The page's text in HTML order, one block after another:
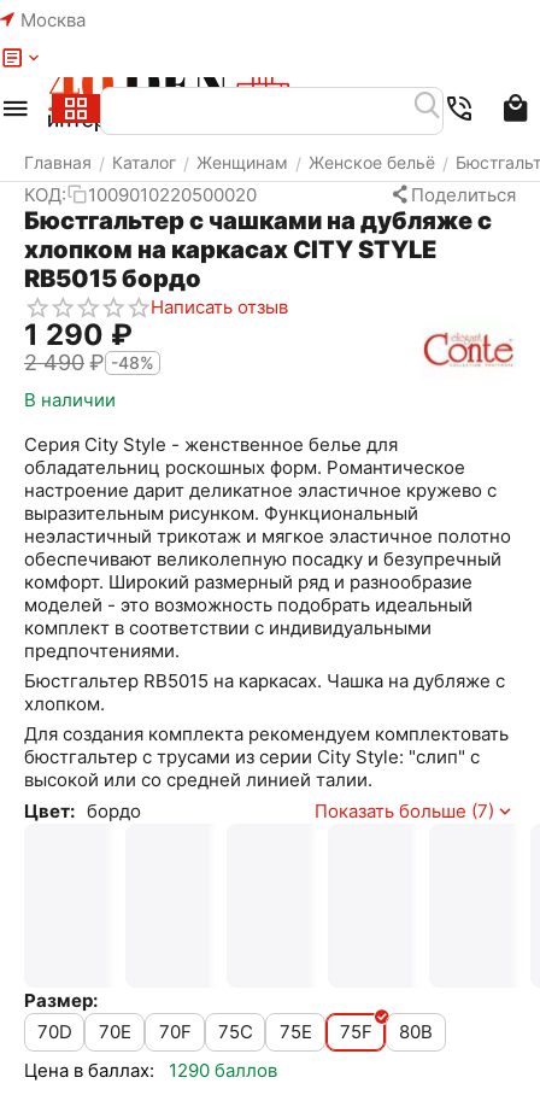
Москва
Главная / Каталог / Женщинам / Женское бельё /
КОД: 1009010220500020 Поделиться
Бюстгальтер c чашками на дубляже с
хлопком на каркасах CITY STYLE
RB5015 бордо
Написать отзыв
1 290 ₽
2 490₽ -48%
В наличии
Серия City Style - женственное белье для
обладательниц роскошных форм. Романтическое
настроение дарит деликатное эластичное кружево с
выразительным рисунком. Функциональный
неэластичный трикотаж и мягкое эластичное полотно
обеспечивают великолепную посадку и безупречный
комфорт. Широкий размерный ряд и разнообразие
моделей - это возможность подобрать идеальный
комплект в соответствии с индивидуальными
предпочтениями.
Бюстгальтер RB5015 на каркасах. Чашка на дубляже с
хлопком.
Для создания комплекта рекомендуем комплектовать
бюстгальтер с трусами из серии City Style: "слип" с
высокой или со средней линией талии.
Цвет: бордо Показать больше (7)
Размер:
70D
70E 70F 75C 75E 75F
80B
Цена в баллах:
1290 баллов
Меню